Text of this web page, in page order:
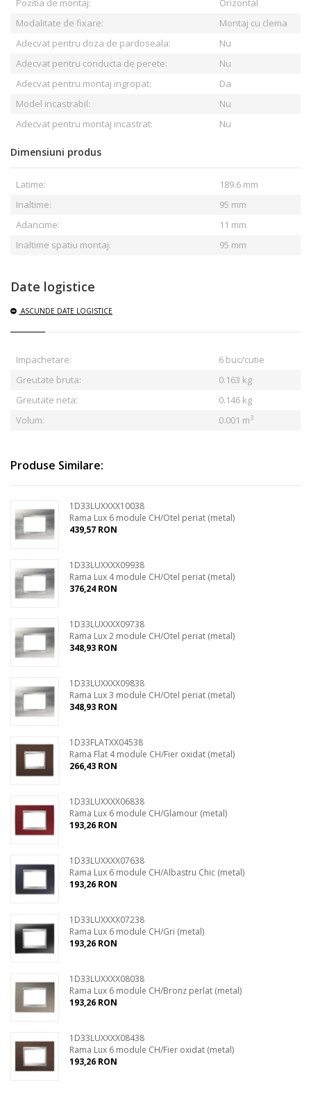
Pozitia de montaj:
Orizontal
Modalitate de fixare:
Montaj cu clema
Adecvat pentru doza de pardoseala:
Nu
Adecvat pentru conducta de perete:
Nu
Adecvat pentru montaj ingropat:
Da
Model incastrabil:
Nu
Adecvat pentru montaj incastrat:
Nu
Dimensiuni produs
Latime:
189.6 mm
Inaltime:
95 mm
Adancime:
11 mm
Inaltime spatiu montaj:
95 mm
Date logistice
ASCUNDE DATE LOGISTICE
Impachetare:
6 buc/cutie
Greutate bruta:
0.163 kg
Greutate neta:
0.146 kg
Volum:
0.001 m3
Produse Similare:
1D33LUXXXX10038
Rama Lux 6 module CH/Otel periat (metal)
439,57 RON
1D33LUXXXX09938
Rama Lux 4 module CH/Otel periat (metal)
376,24 RON
1D33LUXXXX09738
Rama Lux 2 module CH/Otel periat (metal)
348,93 RON
1D33LUXXXX09838
Rama Lux 3 module CH/Otel periat (metal)
348,93 RON
1D33FLATXX04538
Rama Flat 4 module CH/Fier oxidat (metal)
266,43 RON
1D33LUXXXX06838
Rama Lux 6 module CH/Glamour (metal)
193,26 RON
1D33LUXXXX07638
Rama Lux 6 module CH/Albastru Chic (metal)
193,26 RON
1D33LUXXXX07238
Rama Lux 6 module CH/Gri (metal)
193,26 RON
1D33LUXXXX08038
Rama Lux 6 module CH/Bronz perlat (metal)
193,26 RON
1D33LUXXXX08438
Rama Lux 6 module CH/Fier oxidat (metal)
193,26 RON